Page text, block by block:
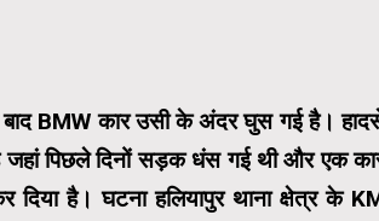
BMW कार उसी के अंदर घुस गई है।
जहां पिछले दिनों सड़क धंस गई थी और एक
है। घटना हलियापुर थाना क्षेत्र के